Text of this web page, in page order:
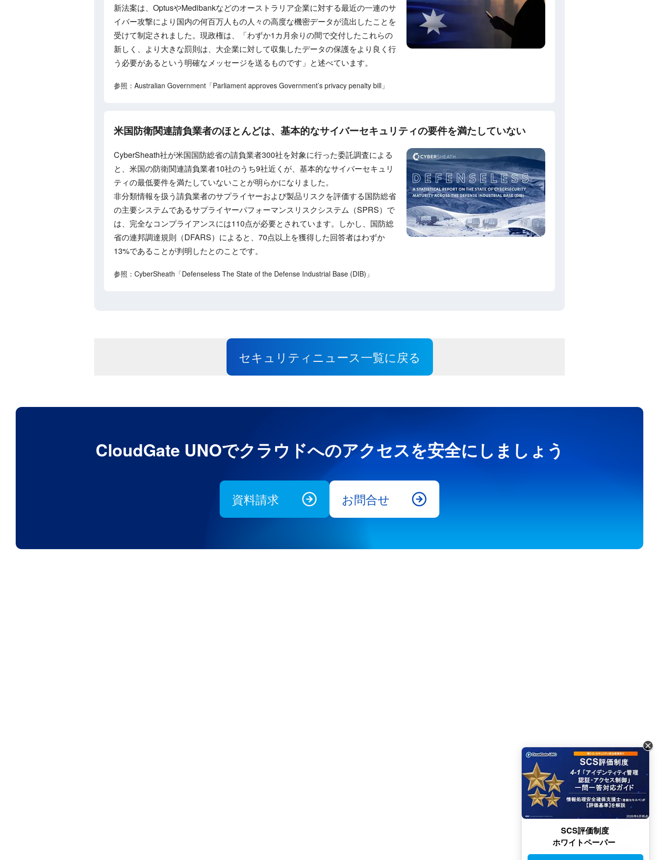
SCS評価制度
ホワイトペーパー
新法案は、OptusやMedibankなどのオーストラリア企業に対する最近の一連のサ
イバー攻撃により国内の何百万人もの人々の高度な機密データが流出したことを
受けて制定されました。現政権は、「わずか1カ月余りの間で交付したこれらの
新しく、より大きな罰則は、大企業に対して収集したデータの保護をより良く行
う必要があるという明確なメッセージを送るものです」と述べています。
参照：Australian Government「Parliament approves Government’s privacy penalty bill」
米国防衛関連請負業者のほとんどは、基本的なサイバーセキュリティの要件を満たしていない
CyberSheath社が米国国防総省の請負業者300社を対象に行った委託調査による
と、米国の防衛関連請負業者10社のうち9社近くが、基本的なサイバーセキュリ
ティの最低要件を満たしていないことが明らかになりました。
非分類情報を扱う請負業者のサプライヤーおよび製品リスクを評価する国防総省
の主要システムであるサプライヤーパフォーマンスリスクシステム（SPRS）で
は、完全なコンプライアンスには110点が必要とされています。しかし、国防総
省の連邦調達規則（DFARS）によると、70点以上を獲得した回答者はわずか
13%であることが判明したとのことです。
参照：CyberSheath「Defenseless The State of the Defense Industrial Base (DIB)」
セキュリティニュース一覧に戻る
CloudGate UNOでクラウドへのアクセスを安全にしましょう
資料請求 お問合せ